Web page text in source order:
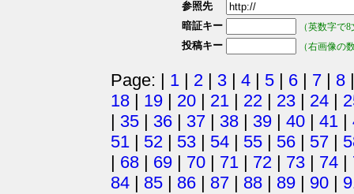
参照先
暗証キー
（英数字で
投稿キー （右画像の
Page: | 1 | 2 | 3 | 4 | 5 | 6 | 7 | 8
18 | 19 | 20 | 21 | 22 | 23 | 24 |
| 35 | 36 | 37 | 38 | 39 | 40 | 41 |
51 | 52 | 53 | 54 | 55 | 56 | 57 |
| 68 | 69 | 70 | 71 | 72 | 73 | 74 |
84 | 85 | 86 | 87 | 88 | 89 | 90 |